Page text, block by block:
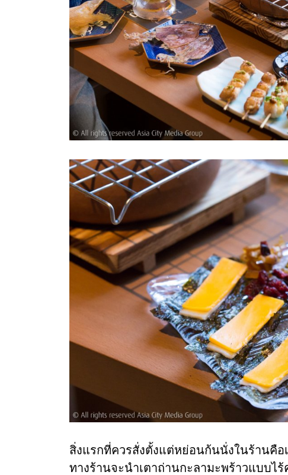
สิ่งแรกที่ควรสั่งตั้งแต่หย่อนก้นนั่งในร้านคือ
ทางร้านจะนำเตาถ่านกะลามะพร้าวแบบไ